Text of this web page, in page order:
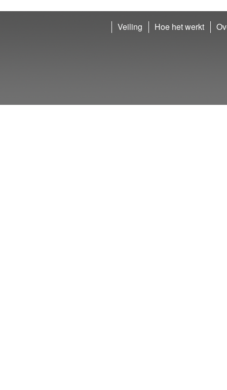
Veiling Hoe het werkt